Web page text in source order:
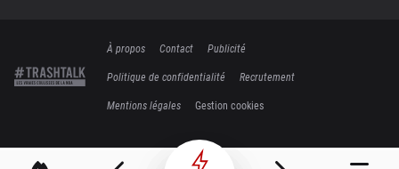
À propos Contact
Publicité
Politique de confidentialité
Recrutement
Mentions légales
Gestion cookies